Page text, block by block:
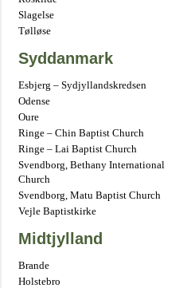
Slagelse
Tølløse
Syddanmark
Esbjerg – Sydjyllandskredsen
Odense
Oure
Ringe – Chin Baptist Church
Ringe – Lai Baptist Church
Svendborg, Bethany International
Church
Svendborg, Matu Baptist Church
Vejle Baptistkirke
Midtjylland
Brande
Holstebro